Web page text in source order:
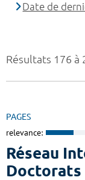
Résultats 176 à
PAGES
relevance:
Réseau
Doctorats
Date de